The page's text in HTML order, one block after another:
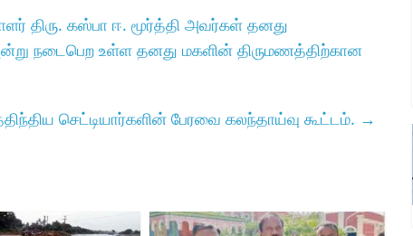
திரு. கஸ்பா ஈ. மூர்த்தி அவர்கள்‌ தனது
நடைபெற உள்ள தனது மகளின்‌ திருமணத்திற்கான
செட்டியார்களின் பேரவை கலந்தாய்வு கூட்டம். →